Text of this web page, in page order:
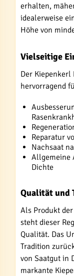
erhalten,
idealerweise
Höhe von
Vielseitige
Der Kiepenkerl
hervorragend
Reparatur
Nachsaat
Allgemeine
Dichte
Qualität und
Als Produkt
steht dieser
Qualität. Das
Tradition
von Saatgut in
markante